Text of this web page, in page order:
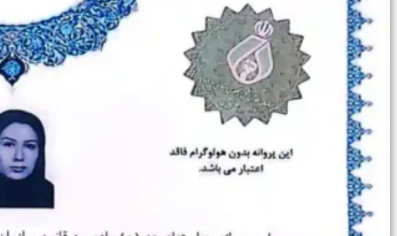
🗓️پیش از عمل‌ها
🧠جراحی مغز و اعصاب
👴🏻قلب سالمندان
💡تشخیص
👨‍⚕️ویزیت‌تخصصی
🫀ساختارقلب
🧬بیماری‌های مادرزادی
⚡آریتمی‌های قلبی